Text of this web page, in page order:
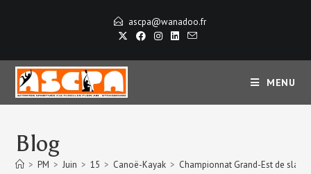
ascpa@wanadoo.fr
MENU
Blog
> PM > Juin > 15 > Canoë-Kayak > Championnat Grand-Est de